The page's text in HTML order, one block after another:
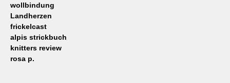
wollbindung
Landherzen
frickelcast
alpis strickbuch
knitters review
rosa p.